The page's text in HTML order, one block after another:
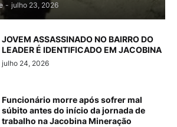
- julho 23, 2026
JOVEM ASSASSINADO NO BAIRRO DO
LEADER É IDENTIFICADO EM JACOBINA
julho 24, 2026
Funcionário morre após sofrer mal
súbito antes do início da jornada de
trabalho na Jacobina Mineração